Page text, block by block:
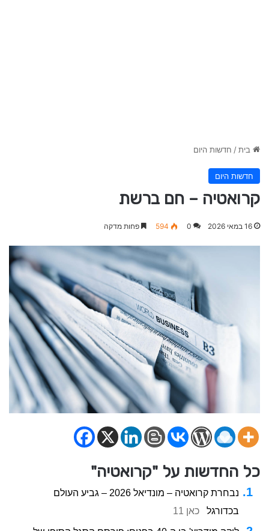
בית/ חדשות היום
חדשות היום
קרואטיה – חם ברשת
16 במאי 2026 0
594 פחות מדקה
כל החדשות על "קרואטיה"
נבחרת קרואטיה – מונדיאל 2026 – גביע העולם
בכדורגל
כאן 11